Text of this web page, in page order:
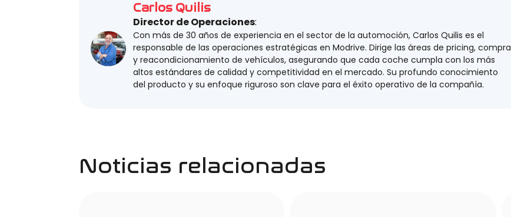
Carlos Quilis
Director de Operaciones:
Con más de 30 años de experiencia en el sector de la automoción, Carlos Quilis es el
responsable de las operaciones estratégicas en Modrive. Dirige las áreas de pricing, compra
y reacondicionamiento de vehículos, asegurando que cada coche cumpla con los más
altos estándares de calidad y competitividad en el mercado. Su profundo conocimiento
del producto y su enfoque riguroso son clave para el éxito operativo de la compañía.
Noticias relacionadas